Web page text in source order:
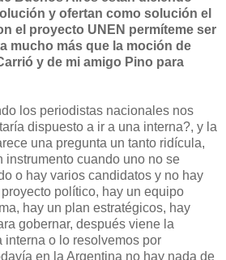
y ofertan como solución el
el proyecto UNEN permíteme ser
mucho más que la moción de
y de mi amigo Pino para
los periodistas nacionales nos
dispuesto a ir a una interna?, y la
una pregunta un tanto ridícula,
instrumento cuando uno no se
o hay varios candidatos y no hay
político, hay un equipo
hay un plan estratégicos, hay
gobernar, después viene la
interna o lo resolvemos por
en la Argentina no hay nada de